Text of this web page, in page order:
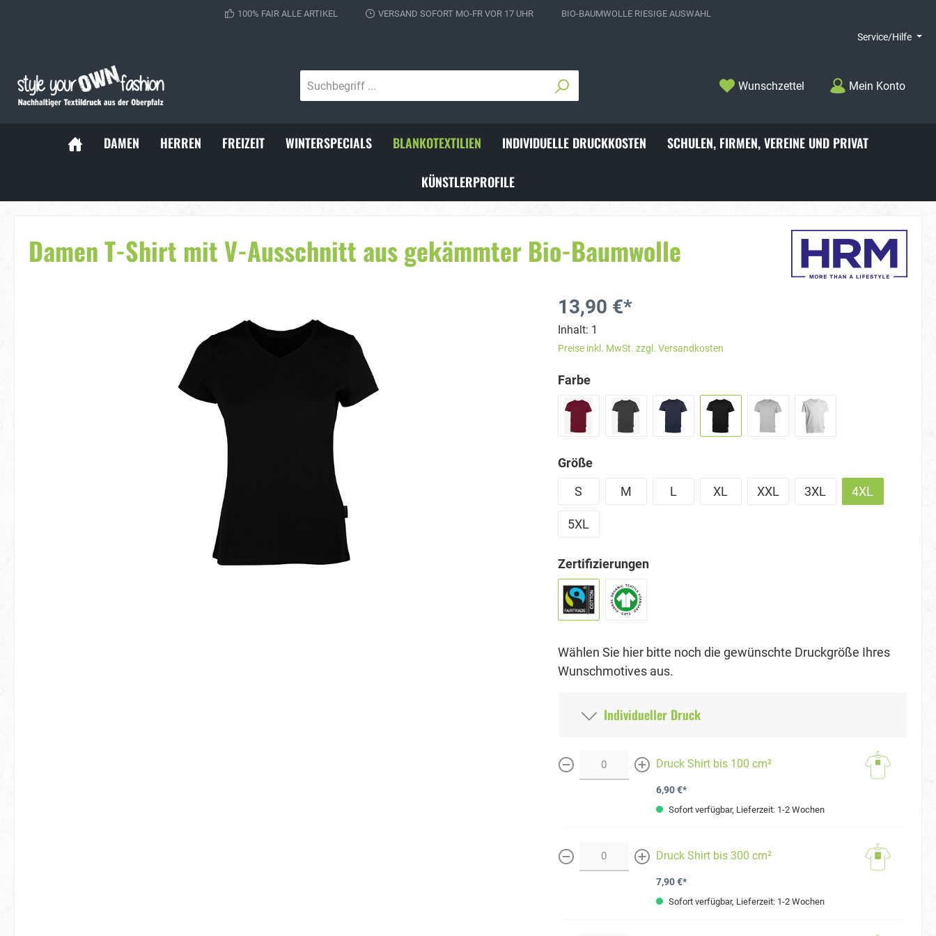
100% FAIR ALLE ARTIKEL VERSAND SOFORT MO-FR VOR 17 UHR BIO-BAUMWOLLE RIESIGE AUSWAHL
Service/Hilfe
Wunschzettel Mein Konto
DAMEN HERREN FREIZEIT WINTERSPECIALS BLANKOTEXTILIEN INDIVIDUELLE DRUCKKOSTEN SCHULEN, FIRMEN, VEREINE UND PRIVAT
KÜNSTLERPROFILE
Badelatschen
Damen T-Shirt mit V-Ausschnitt aus gekämmter Bio-Baumwolle
13,90 €*
Inhalt: 1
Preise inkl. MwSt. zzgl. Versandkosten
Farbe
Größe
S
M L XL XXL 3XL 4XL
5XL
Zertifizierungen
Wählen Sie hier bitte noch die gewünschte Druckgröße Ihres
Wunschmotives aus.
Individueller Druck
weniger mehr
Druck Shirt bis 100 cm²
6,90 €*
Sofort verfügbar, Lieferzeit: 1-2 Wochen
weniger mehr
Druck Shirt bis 300 cm²
7,90 €*
Sofort verfügbar, Lieferzeit: 1-2 Wochen